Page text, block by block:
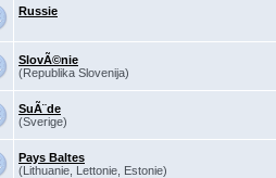
Russie
SlovÃ©nie
(Republika Slovenija)
SuÃ¨de
(Sverige)
Pays Baltes
(Lithuanie, Lettonie, Estonie)